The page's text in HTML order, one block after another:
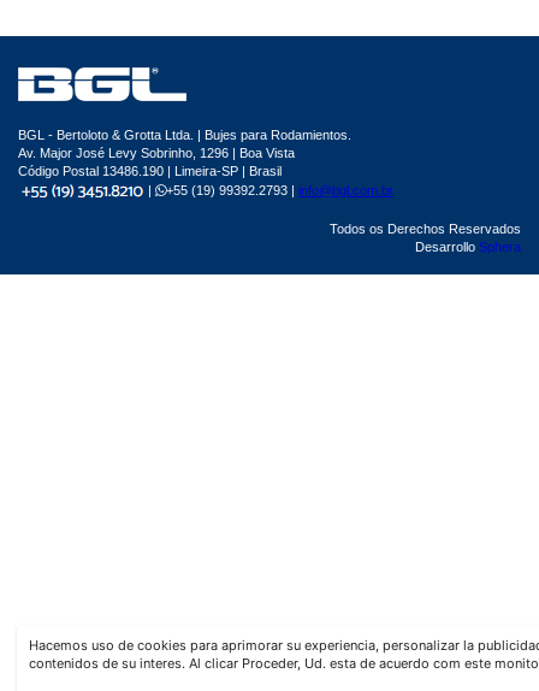
Hacemos uso de cookies para aprimorar su experiencia, personalizar la
contenidos de su interes. Al clicar Proceder, Ud. esta de acuerdo com este
BGL - Bertoloto & Grotta Ltda. | Bujes para Rodamientos.
Av. Major José Levy Sobrinho, 1296 | Boa Vista
Código Postal 13486.190 | Limeira-SP | Brasil
|
+55 (19) 99392.2793 | info@bgl.com.br
Todos os Derechos Reservados
Desarrollo Sphera